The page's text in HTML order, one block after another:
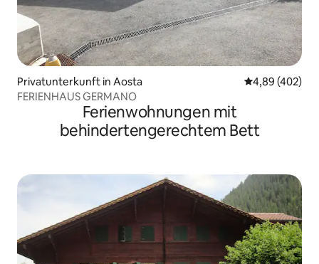
Privatunterkunft in Aosta
4,89 (402)
FERIENHAUS GERMANO
Ferienwohnungen mit
behindertengerechtem Bett